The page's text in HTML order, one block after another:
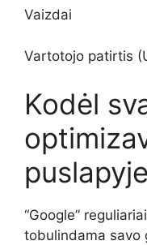
Vaizdai
Vartotojo patirtis
Kodėl
“Google”
tobulindama savo